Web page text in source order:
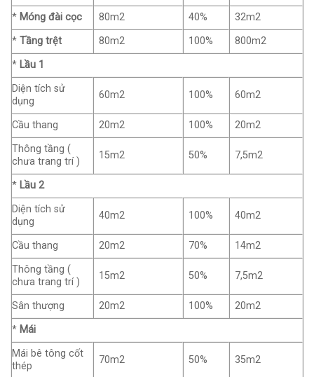
* Móng đài cọc 80m2 40%
32m2
* Tầng trệt 80m2 100%
800m2
* Lầu 1
Diện tích sử
dụng
60m2 100% 60m2
Cầu thang 20m2 100%
20m2
Thông tầng (
chưa trang trí )
15m2 50% 7,5m2
* Lầu 2
Diện tích sử
dụng
40m2 100% 40m2
Cầu thang 20m2 70%
14m2
Thông tầng (
chưa trang trí )
15m2 50% 7,5m2
Sân thượng 20m2 100%
20m2
* Mái
Mái bê tông cốt
thép
70m2 50% 35m2